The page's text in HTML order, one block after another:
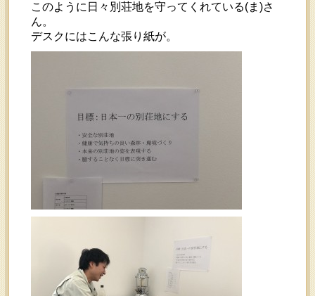
このように日々別荘地を守ってくれている(ま)さ
ん。
デスクにはこんな張り紙が。